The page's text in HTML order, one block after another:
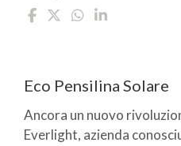
Eco Pensilina Solare
Ancora un nuovo
Everlight, azienda